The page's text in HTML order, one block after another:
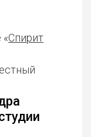
Спирит